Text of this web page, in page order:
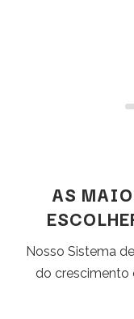
AS
Nosso Sistema
do crescimento